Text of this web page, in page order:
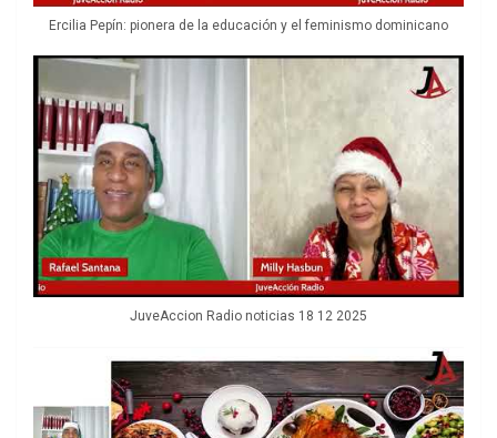
Ercilia Pepín: pionera de la educación y el feminismo dominicano
JuveAccion Radio noticias 18 12 2025